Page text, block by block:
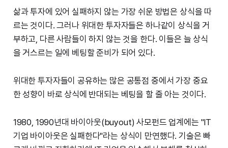
삶과 투자에 있어 실패하지 않는 가장 쉬운 방법은 상식을 따
르는 것이다. 그러나 위대한 투자자들은 하나같이 상식을 거
부하고, 다른 사람들이 하지 않는 것을 한다. 이들은 늘 상식
을 거스르는 일에 베팅할 준비가 되어 있다.
위대한 투자자들이 공유하는 많은 공통점 중에서 가장 중요
한 성향이 바로 상식에 반대되는 베팅을 할 줄 아는 것이다.
1980, 1990년대 바이아웃(buyout) 사모펀드 업계에는 "IT
기업 바이아웃은 실패한다"라는 상식이 만연했다. 기술은 빠